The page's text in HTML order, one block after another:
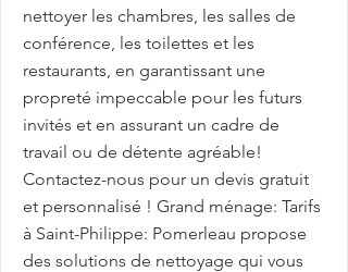
nettoyer les chambres, les salles de
conférence, les toilettes et les
restaurants, en garantissant une
propreté impeccable pour les futurs
invités et en assurant un cadre de
travail ou de détente agréable!
Contactez-nous pour un devis gratuit
et personnalisé ! Grand ménage: Tarifs
à Saint-Philippe: Pomerleau propose
des solutions de nettoyage qui vous